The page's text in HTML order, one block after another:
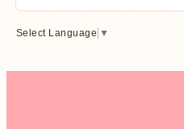
Select Language ▼